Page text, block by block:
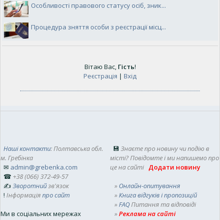
Особливості правового статусу осіб, зник...
Процедура зняття особи з реєстрації місц...
Вітаю Вас, Гість!
Реєстрація | Вхід
Наші контакти: Полтавська обл.
м. Гребінка
✉ admin@grebenka.com
☎ +38 (066) 372-49-57
✍ Зворотнийзв'язок
! Інформаціяпро сайт
Ми в соціальних мережах
💾 Знаєте про новину чи подію в
місті? Повідомте і ми напишемо про
це на сайті Додати новину
» Онлайн-опитування
»Книга відгуків і пропозицій
»FAQПитання та відповіді
»Реклама на сайті